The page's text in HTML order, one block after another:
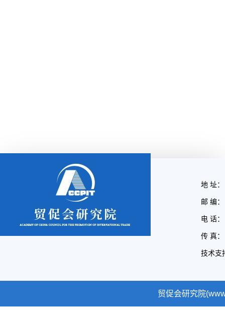
地 址
邮 编
电 话
传 真
技术支
贸促会研究院